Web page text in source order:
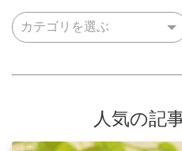
人気の記